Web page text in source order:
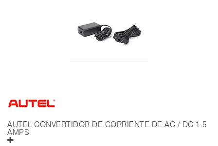
AUTEL CONVERTIDOR DE CORRIENTE DE AC / DC 1.5
AMPS